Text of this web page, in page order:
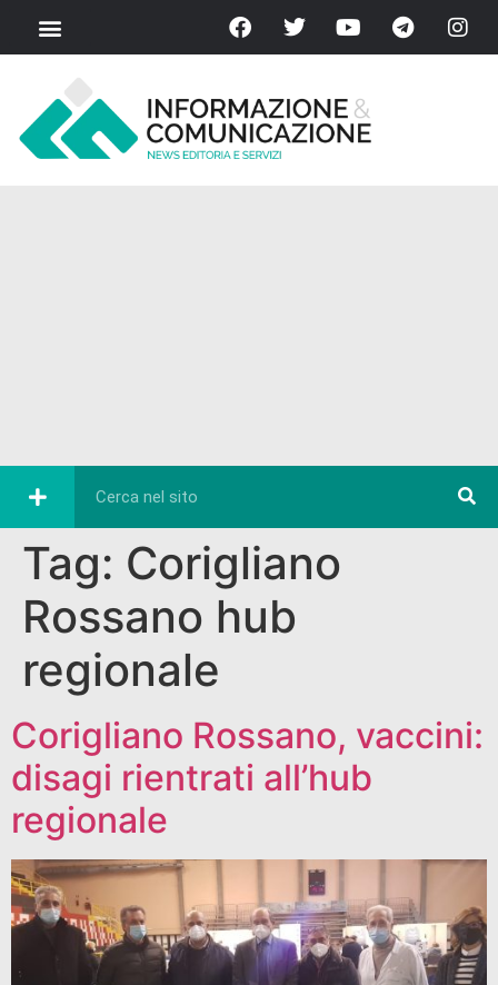
Tag: Corigliano
Rossano hub
regionale
Corigliano Rossano, vaccini:
disagi rientrati all’hub
regionale